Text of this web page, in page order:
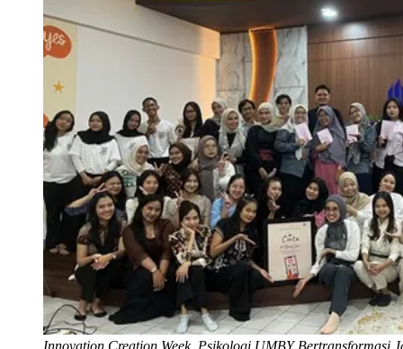
Innovation Creation Week, Psikologi UMBY Bertransformasi